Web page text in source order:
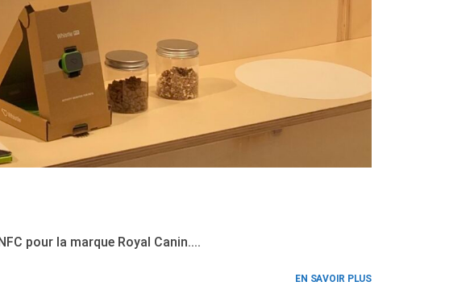
pour la marque Royal Canin....
EN SAVOIR PLUS